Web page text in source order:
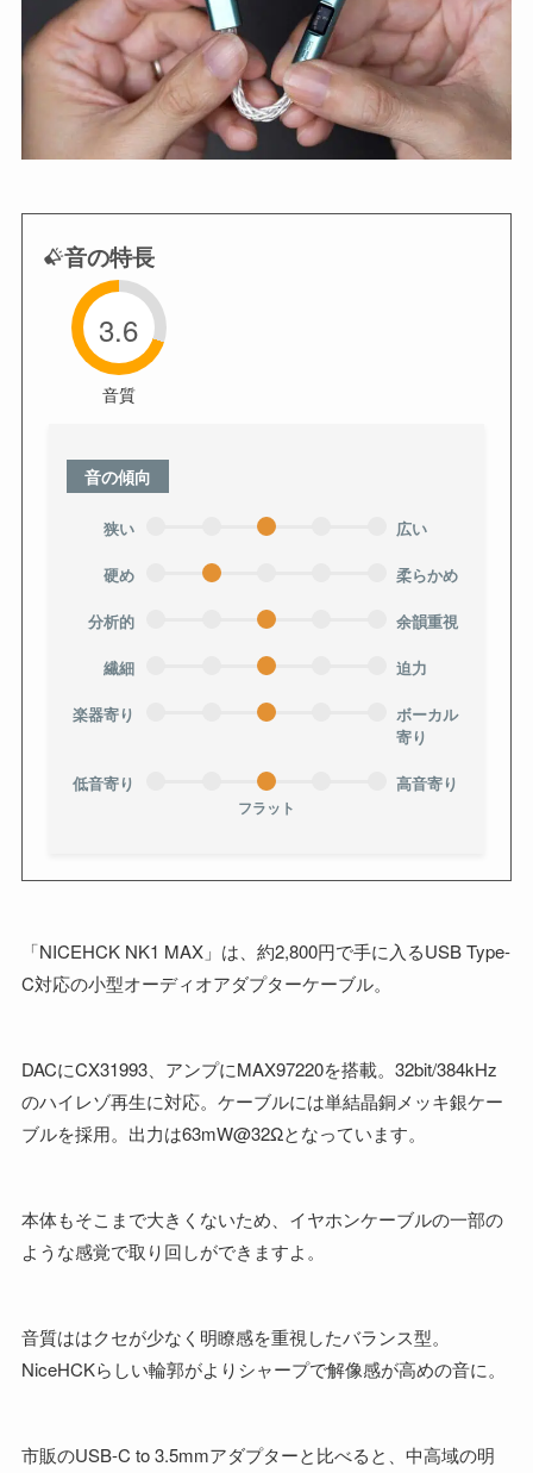
音の特長
3.6
音質
音の傾向
狭い 広い
硬め 柔らかめ
分析的 余韻重視
繊細 迫力
楽器寄り
ボーカル
寄り
低音寄り
フラット
高音寄り
「NICEHCK NK1 MAX」は、約2,800円で手に入るUSB Type-
C対応の小型オーディオアダプターケーブル。
DACにCX31993、アンプにMAX97220を搭載。32bit/384kHz
のハイレゾ再生に対応。ケーブルには単結晶銅メッキ銀ケー
ブルを採用。出力は63mW@32Ωとなっています。
本体もそこまで大きくないため、イヤホンケーブルの一部の
ような感覚で取り回しができますよ。
音質ははクセが少なく明瞭感を重視したバランス型。
NiceHCKらしい輪郭がよりシャープで解像感が高めの音に。
市販のUSB-C to 3.5mmアダプターと比べると、中高域の明